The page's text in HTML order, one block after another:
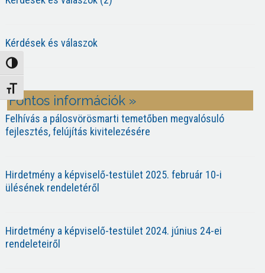
Nagy kontraszt váltása
Betűméret váltása
Kérdések és válaszok
Fontos információk »
Felhívás a pálosvörösmarti temetőben megvalósuló
fejlesztés, felújítás kivitelezésére
Hirdetmény a képviselő-testület 2025. február 10-i
ülésének rendeletéről
Hirdetmény a képviselő-testület 2024. június 24-ei
rendeleteiről